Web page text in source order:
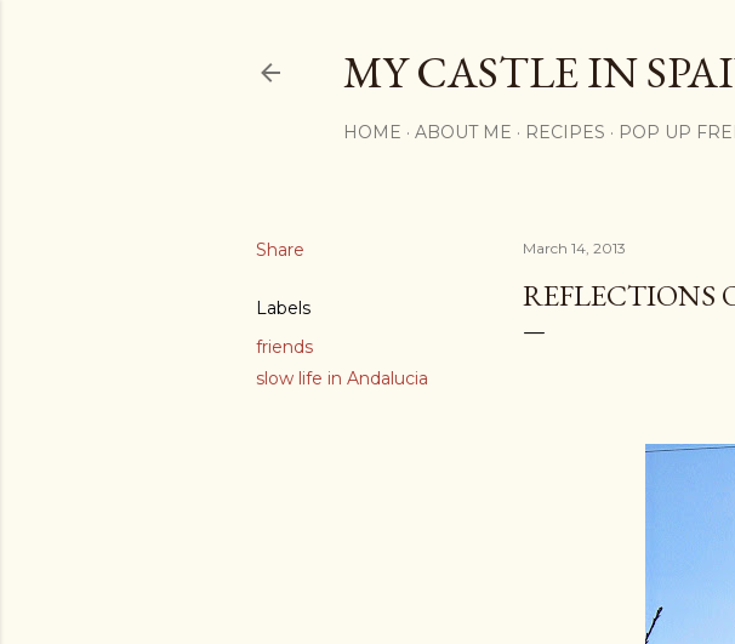
MY CASTLE IN
HOME ABOUT ME RECIPES POP UP
Share
Labels
friends
slow life in Andalucia
March 14, 2013
REFLECTIONS